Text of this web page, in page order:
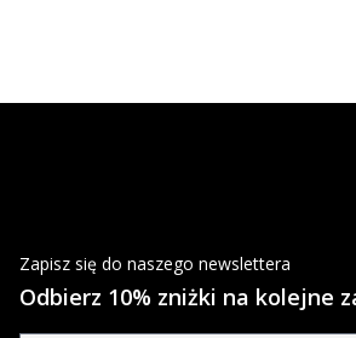
Zapisz się do naszego newslettera
Odbierz 10% zniżki na kolejne